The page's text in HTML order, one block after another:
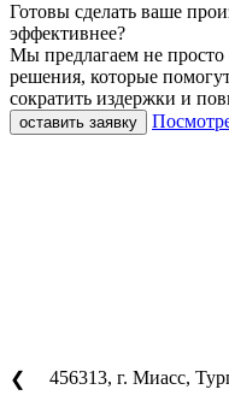
Готовы сделать ваше
эффективнее?
Мы предлагаем не просто
решения, которые
сократить издержки и
оставить заявку
❮ 456313, г. Миасс,